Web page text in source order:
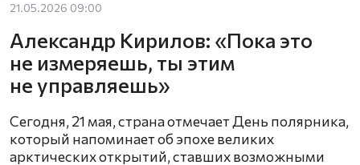
21.05.2026 09:00
Александр Кирилов: «Пока это
не измеряешь, ты этим
не управляешь»
Сегодня, 21 мая, страна отмечает День полярника,
который напоминает об эпохе великих
арктических открытий, ставших возможными